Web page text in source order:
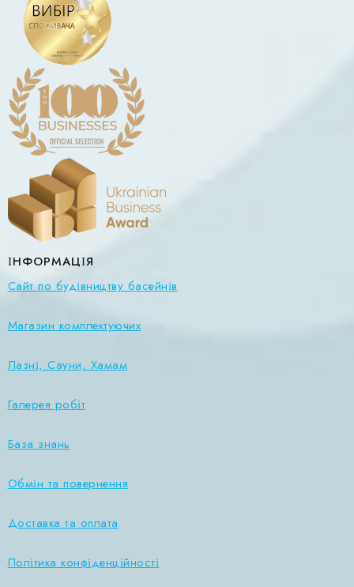
ІНФОРМАЦІЯ
Сайт по будівництву басейнів
Магазин комплектуючих
Лазні, Сауни, Хамам
Галерея робіт
База знань
Обмін та повернення
Доставка та оплата
Політика конфіденційності